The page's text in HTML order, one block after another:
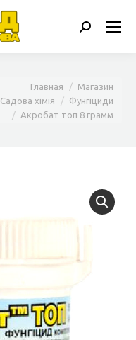
Поиск:
Главная
Магазин
Садова хімія
Фунгіциди
Акробат топ 8 грамм